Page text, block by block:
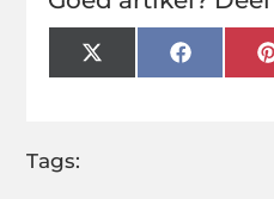
X
(Twitter)
Tags: